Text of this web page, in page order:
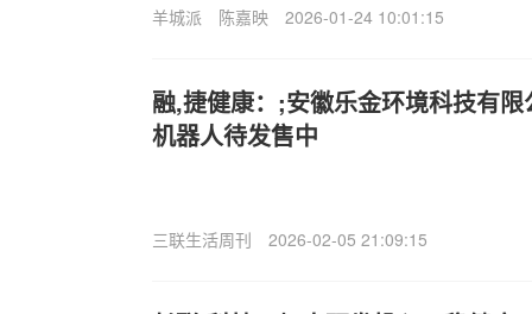
羊城派 陈嘉映 2026-01-24 10:01:15
融,捷健康：;安徽乐金环境科技有
机器人待发售中
三联生活周刊 2026-02-05 21:09:15